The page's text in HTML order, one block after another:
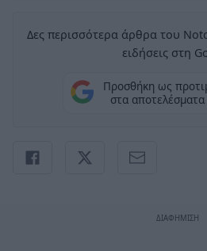
Δες περισσότερα άρθρα του
ειδήσεις στη
Προσθήκη ως
στα